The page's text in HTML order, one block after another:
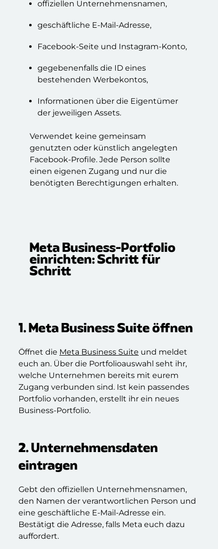
offiziellen Unternehmensnamen,
geschäftliche E-Mail-Adresse,
Facebook-Seite und Instagram-Konto,
gegebenenfalls die ID eines
bestehenden Werbekontos,
Informationen über die Eigentümer
der jeweiligen Assets.
Verwendet keine gemeinsam
genutzten oder künstlich angelegten
Facebook-Profile. Jede Person sollte
einen eigenen Zugang und nur die
benötigten Berechtigungen erhalten.
Meta Business-Portfolio
einrichten: Schritt für
Schritt
1. Meta Business Suite öffnen
Öffnet die Meta Business Suite und meldet
euch an. Über die Portfolioauswahl seht ihr,
welche Unternehmen bereits mit eurem
Zugang verbunden sind. Ist kein passendes
Portfolio vorhanden, erstellt ihr ein neues
Business-Portfolio.
2. Unternehmensdaten
eintragen
Gebt den offiziellen Unternehmensnamen,
den Namen der verantwortlichen Person und
eine geschäftliche E-Mail-Adresse ein.
Bestätigt die Adresse, falls Meta euch dazu
auffordert.